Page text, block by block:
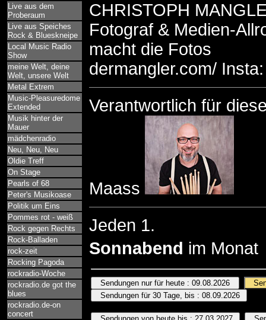
Live aus dem
Proberaum
Live aus Speiches
Rock & Blueskneipe
Local Music Radio
Show
meine Welt, deine
Welt, unsere Welt
Metal Extrem
Music-Pleasuredome
Extended
Musik hinter der
Mauer
mädchenradio
Neu, Neu, Neu
Oldie Treff
On Stage
Pearls of 68
Peter's Musikoase
Politik um Eins
Pommes rot - weiß
Rock gegen Rechts
Rock-Balladen
rock-zeit
Rocking Pagoda
rockradio-Woche
rockradio.de got the
blues
rockradio.de-on
concert
CHRISTOPH
Fotograf & Medien-
macht die Fotos
dermangler.com/
Verantwortlich für
Maass
Jeden 1.
Sonnabend im Monat